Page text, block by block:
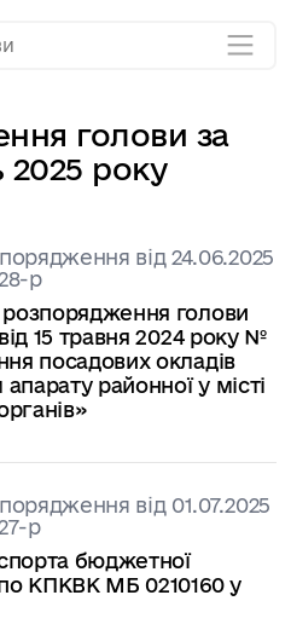
голови за
2025 року
від 24.06.2025
р
голови
15 травня 2024 року №
посадових окладів
районної у місті
від 01.07.2025
р
бюджетної
КПКВК МБ 0210160 у